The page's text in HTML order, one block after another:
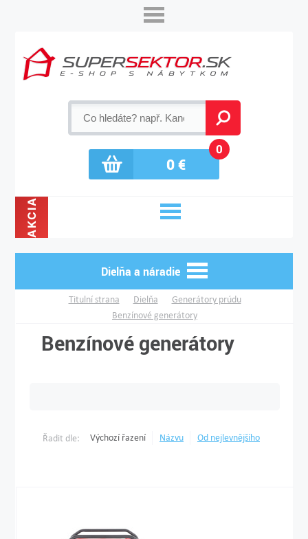
0€
0
AKCIA
Dielňa a náradie
Titulní strana Dielňa
Generátory prúdu
Benzínové generátory
Benzínové generátory
Řadit dle: Výchozí řazení Názvu Od nejlevnějšího